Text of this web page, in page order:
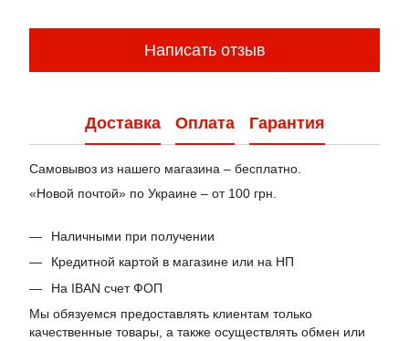
Написать отзыв
Доставка Оплата Гарантия
Самовывоз из нашего магазина – бесплатно.
«Новой почтой» по Украине – от 100 грн.
Наличными при получении
Кредитной картой в магазине или на НП
На IBAN счет ФОП
Мы обязуемся предоставлять клиентам только
качественные товары, а также осуществлять обмен или